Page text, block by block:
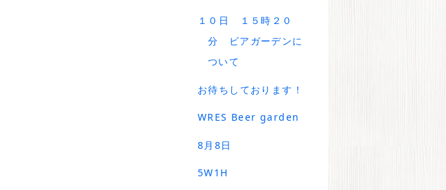
１０日 １５時２０
分 ビアガーデンに
ついて
お待ちしております！
WRES Beer garden
8月8日
5W1H